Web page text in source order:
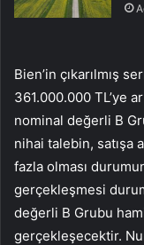
Bien’in çıkarılmış
361.000.000 TL’ye
nominal değerli B
nihai talebin, satışa
fazla olması
gerçekleşmesi
değerli B Grubu
gerçekleşecektir.